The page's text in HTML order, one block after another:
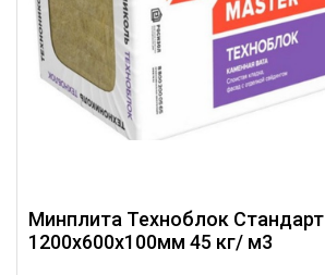
Минплита Техноблок Стандарт
1200х600х100мм 45 кг/ м3